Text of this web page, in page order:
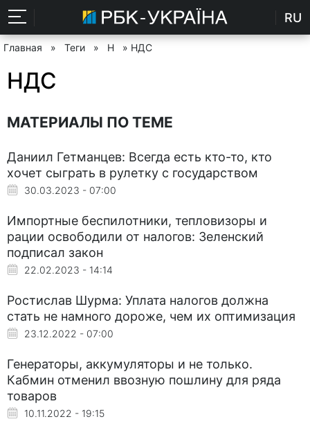
RU
Главная » Теги » Н » НДС
НДС
МАТЕРИАЛЫ ПО ТЕМЕ
Даниил Гетманцев: Всегда есть кто-то, кто
хочет сыграть в рулетку с государством
30.03.2023 - 07:00
Импортные беспилотники, тепловизоры и
рации освободили от налогов: Зеленский
подписал закон
22.02.2023 - 14:14
Ростислав Шурма: Уплата налогов должна
стать не намного дороже, чем их оптимизация
23.12.2022 - 07:00
Генераторы, аккумуляторы и не только.
Кабмин отменил ввозную пошлину для ряда
товаров
10.11.2022 - 19:15